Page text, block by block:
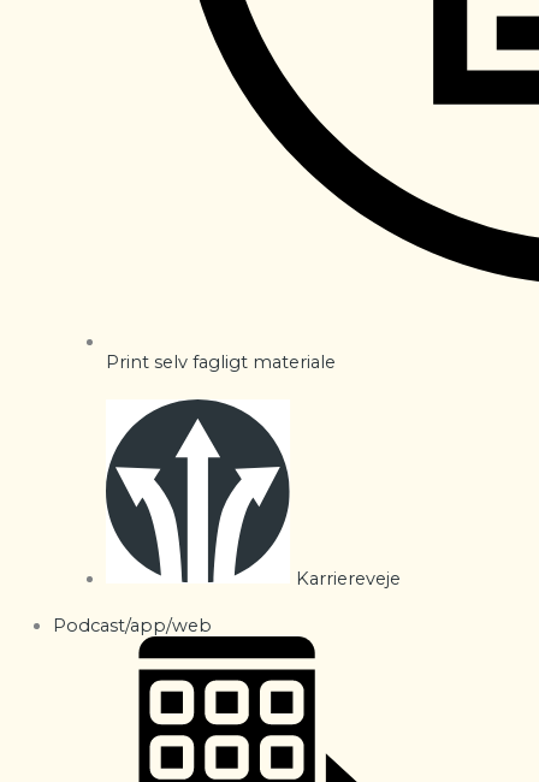
Print selv fagligt materiale
Karriereveje
Podcast/app/web